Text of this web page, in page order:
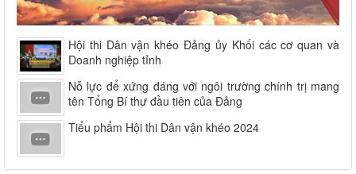
Hội thi Dân vận khéo Đảng ủy Khối các cơ quan và
Doanh nghiệp tỉnh
Nỗ lực để xứng đáng với ngôi trường chính trị mang
tên Tổng Bí thư đầu tiên của Đảng
Tiểu phẩm Hội thi Dân vận khéo 2024